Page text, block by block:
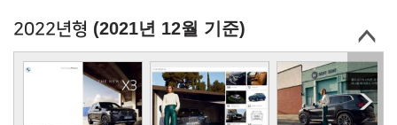
2022년형 (2021년 12월 기준)